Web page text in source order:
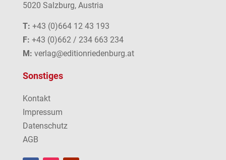
5020 Salzburg, Austria
T: +43 (0)664 12 43 193
F: +43 (0)662 / 234 663 234
M: verlag@editionriedenburg.at
Sonstiges
Kontakt
Impressum
Datenschutz
AGB